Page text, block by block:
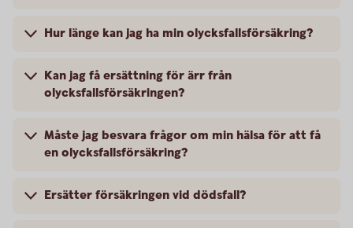
Hur länge kan jag ha min olycksfallsförsäkring?
Kan jag få ersättning för ärr från
olycksfallsförsäkringen?
Måste jag besvara frågor om min hälsa för att få
en olycksfallsförsäkring?
Ersätter försäkringen vid dödsfall?